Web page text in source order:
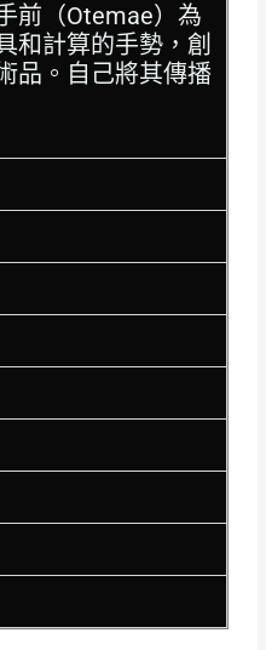
前（Otemae）為
和計算的手勢，創
品。自己將其傳播